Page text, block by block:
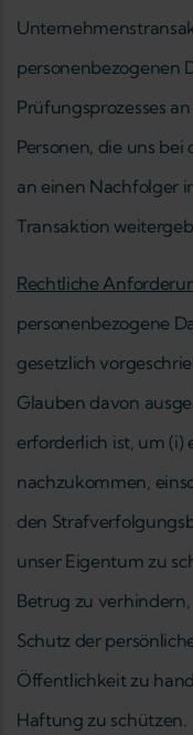
personenbezogenen
Prüfungsprozesses
Personen, die uns
an einen Nachfolger
Transaktion
Rechtliche
personenbezogene
gesetzlich
Glauben davon
erforderlich ist, um
nachzukommen,
den
unser Eigentum zu
Betrug zu
Schutz der
Öffentlichkeit zu
Haftung zu schützen.